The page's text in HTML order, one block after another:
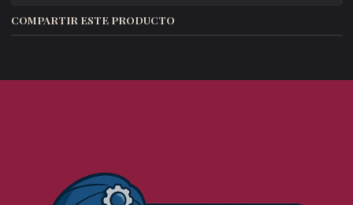
COMPARTIR ESTE PRODUCTO